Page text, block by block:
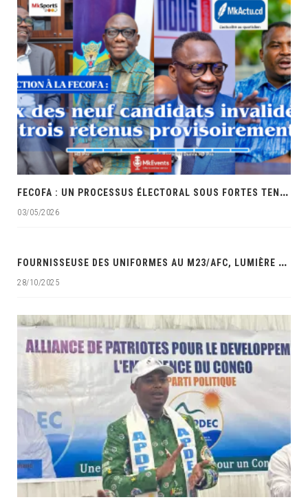
F
ECOFA : UN PROCESSUS ÉLECTORAL SOUS FORTES TENSIONS ET ACCUSATIONS DE FAVORITISME
03/05/2026
‎
FOURNISSEUSE DES UNIFORMES AU M23/AFC, LUMIÈRE MAUWA OCÉAN DANS LES VISEURS DES SERVICES DE SÉCURITÉ DE LA RDC‎
28/10/2025